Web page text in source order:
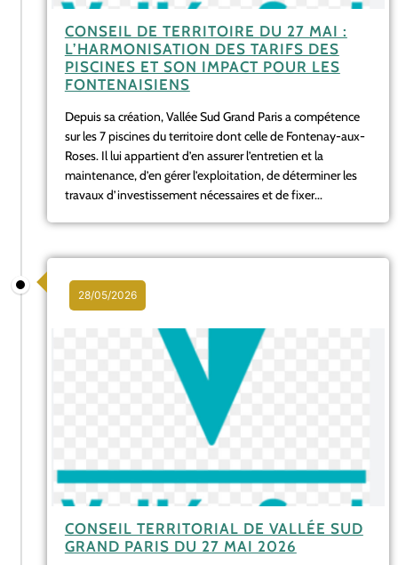
CONSEIL DE TERRITOIRE DU 27 MAI :
L’HARMONISATION DES TARIFS DES
PISCINES ET SON IMPACT POUR LES
FONTENAISIENS
Depuis sa création, Vallée Sud Grand Paris a compétence
sur les 7 piscines du territoire dont celle de Fontenay-aux-
Roses. Il lui appartient d’en assurer l’entretien et la
maintenance, d’en gérer l’exploitation, de déterminer les
travaux d’investissement nécessaires et de fixer...
28/05/2026
CONSEIL TERRITORIAL DE VALLÉE SUD
GRAND PARIS DU 27 MAI 2026